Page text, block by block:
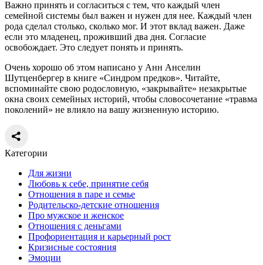
Важно принять и согласиться с тем, что каждый член
семейной системы был важен и нужен для нее. Каждый член
рода сделал столько, сколько мог. И этот вклад важен. Даже
если это младенец, проживший два дня. Согласие
освобождает. Это следует понять и принять.
Очень хорошо об этом написано у Анн Анселин
Шутценбергер в книге «Синдром предков». Читайте,
вспоминайте свою родословную, «закрывайте» незакрытые
окна своих семейных историй, чтобы словосочетание «травма
поколений» не влияло на вашу жизненную историю.
Категории
Для жизни
Любовь к себе, принятие себя
Отношения в паре и семье
Родительско-детские отношения
Про мужское и женское
Отношения с деньгами
Профориентация и карьерный рост
Кризисные состояния
Эмоции